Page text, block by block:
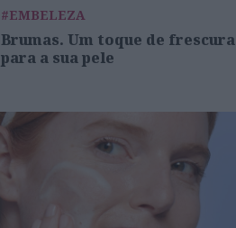
#EMBELEZA
Brumas. Um toque de frescura
para a sua pele